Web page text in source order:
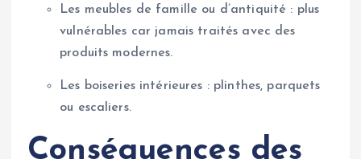
Les meubles de famille ou d’antiquité : plus
vulnérables car jamais traités avec des
produits modernes.
Les boiseries intérieures : plinthes, parquets
ou escaliers.
Conséquences des